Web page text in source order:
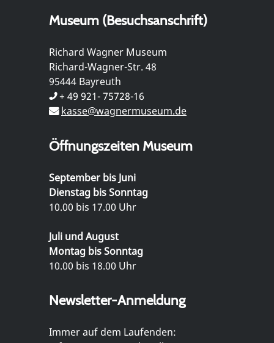
Museum (Besuchsanschrift)
Richard Wagner Museum
Richard-Wagner-Str. 48
95444 Bayreuth
+ 49 921- 75728-16
kasse@wagnermuseum.de
Öffnungszeiten Museum
September bis Juni
Dienstag bis Sonntag
10.00 bis 17.00 Uhr
Juli und August
Montag bis Sonntag
10.00 bis 18.00 Uhr
Newsletter-Anmeldung
Immer auf dem Laufenden: